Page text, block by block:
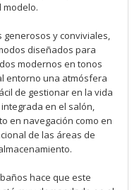
generosos y conviviales,
diseñados para
modernos en tonos
entorno una atmósfera
de gestionar en la vida
en el salón,
en navegación como en
de las áreas de
hace que este